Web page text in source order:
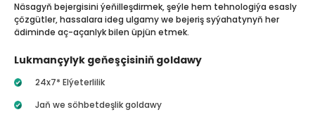
Näsagyň bejergisini ýeňilleşdirmek, şeýle hem tehnologiýa esasly
çözgütler, hassalara ideg ulgamy we bejeriş syýahatynyň her
ädiminde aç-açanlyk bilen üpjün etmek.
Lukmançylyk geňeşçisiniň goldawy
24x7* Elýeterlilik
Jaň we söhbetdeşlik goldawy